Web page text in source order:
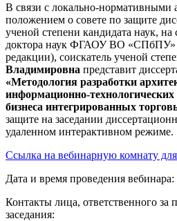
В связи с локально-
положением о совете по защите
ученой степени кандидата наук,
доктора наук ФГАОУ ВО «СПбПУ»
редакции), соискатель ученой
Владимировна представит
«Методология разработки
информационно-
бизнеса интегрированных
защите на заседании
удаленном интерактивном режиме.
Ссылка на вебинарную комнату
Дата и время проведения вебинара:
Контакты лица, ответственного за
заседания: